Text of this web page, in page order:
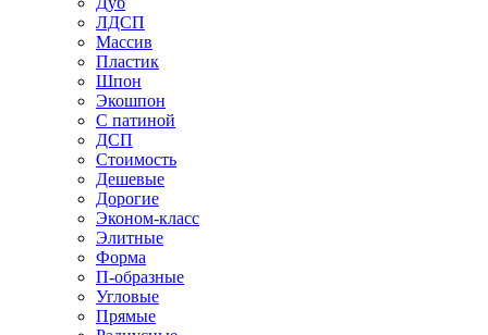
ЛДСП
Массив
Пластик
Шпон
Экошпон
С патиной
ДСП
Стоимость
Дешевые
Дорогие
Эконом-класс
Элитные
Форма
П-образные
Угловые
Прямые